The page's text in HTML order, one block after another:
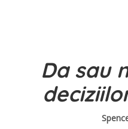
Da sau